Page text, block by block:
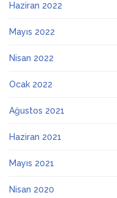
Haziran 2022
Mayıs 2022
Nisan 2022
Ocak 2022
Ağustos 2021
Haziran 2021
Mayıs 2021
Nisan 2020